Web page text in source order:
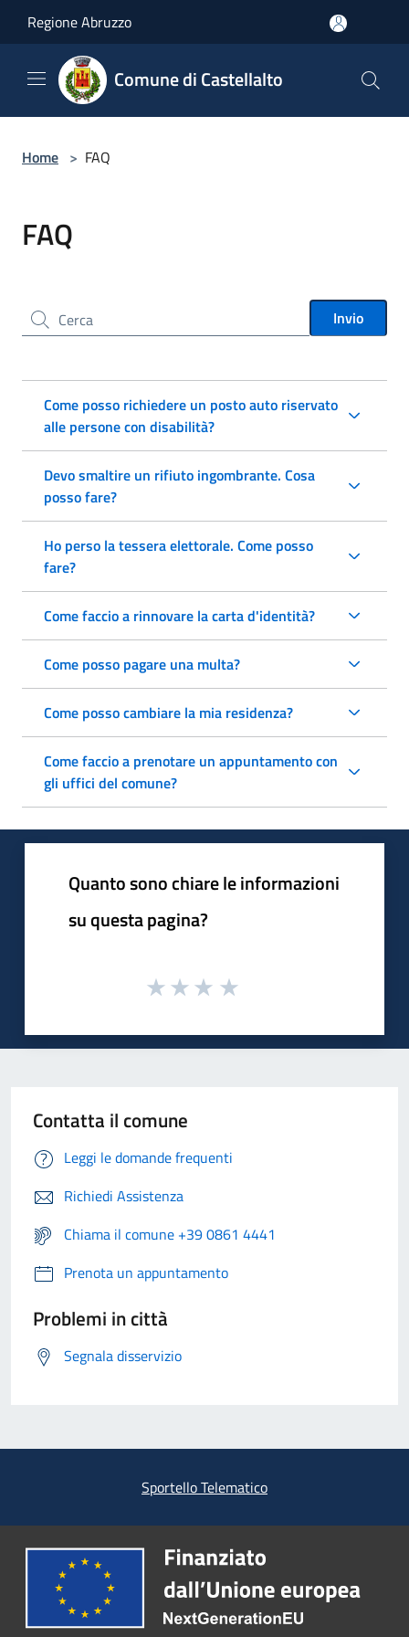
Regione Abruzzo
Comune di Castellalto
Home > FAQ
FAQ
Cerca nel sito Invio
Come posso richiedere un posto auto riservato
alle persone con disabilità?
Devo smaltire un rifiuto ingombrante. Cosa
posso fare?
Ho perso la tessera elettorale. Come posso
fare?
Come faccio a rinnovare la carta d'identità?
Come posso pagare una multa?
Come posso cambiare la mia residenza?
Come faccio a prenotare un appuntamento con
gli uffici del comune?
Quanto sono chiare le informazioni
su questa pagina?
Contatta il comune
Leggi le domande frequenti
Richiedi Assistenza
Chiama il comune +39 0861 4441
Prenota un appuntamento
Problemi in città
Segnala disservizio
Sportello Telematico